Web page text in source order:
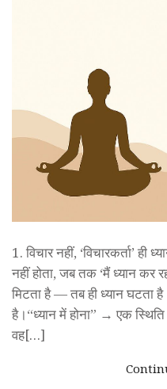
1. विचार नहीं, ‘विचारकर्ता’ ही
नहीं होता, जब तक ‘मैं ध्यान कर
मिटता है — तब ही ध्यान घटता
है।“ध्यान में होना” → एक
वह[…]